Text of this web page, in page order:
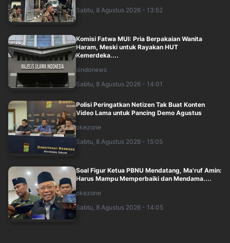
Sabtu, 8 Agustus 2026 - 13:52
Komisi Fatwa MUI: Pria Berpakaian Wanita
Haram, Meski untuk Rayakan HUT
Kemerdeka....
sindonews
Sabtu, 8 Agustus 2026 - 14:01
Polisi Peringatkan Netizen Tak Buat Konten
Video Lama untuk Pancing Demo Agustus
okezone
Sabtu, 8 Agustus 2026 - 15:05
Soal Figur Ketua PBNU Mendatang, Ma'ruf Amin:
Harus Mampu Memperbaiki dan Mendama....
okezone
Sabtu, 8 Agustus 2026 - 14:05